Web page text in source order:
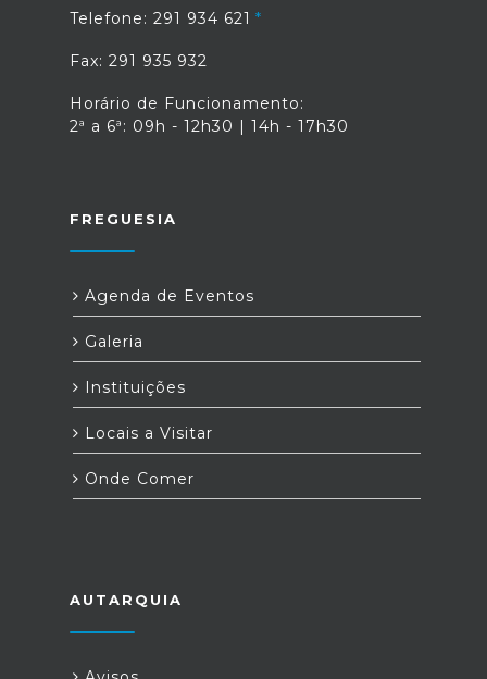
Telefone: 291 934 621
Fax: 291 935 932
Horário de Funcionamento:
2ª a 6ª: 09h - 12h30 | 14h - 17h30
FREGUESIA
Agenda de Eventos
Galeria
Instituições
Locais a Visitar
Onde Comer
AUTARQUIA